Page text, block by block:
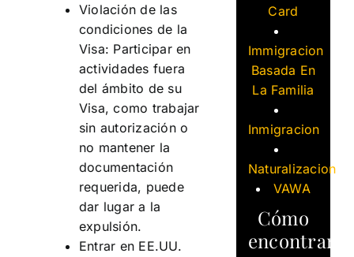
Violación de las
condiciones de la
Visa: Participar en
actividades fuera
del ámbito de su
Visa, como trabajar
sin autorización o
no mantener la
documentación
requerida, puede
dar lugar a la
expulsión.
Entrar en EE.UU.
Card
Immigracion
Basada En
La Familia
Inmigracion
Naturalizacion
VAWA
Cómo